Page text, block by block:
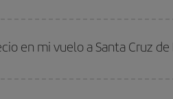
con antelación es
fundamental
en mi vuelo a Santa Cruz de